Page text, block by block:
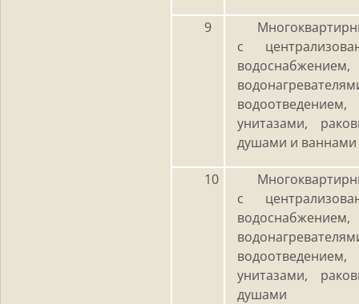
9
с
водоснабжением,
унитазами,
душами и ваннами
10
с
водоснабжением,
унитазами,
душами